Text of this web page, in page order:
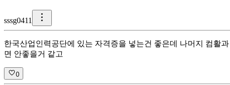
sssg0411
한국산업인력공단에 있는 자격증을 넣는건 좋은데 나머지 컴활
면 안좋을거 같고
0